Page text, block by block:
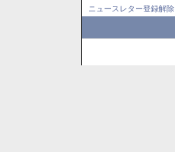
ニュースレター登録解除